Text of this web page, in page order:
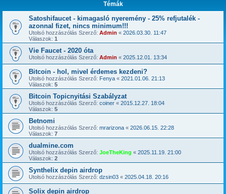
Témák
Satoshifaucet - kimagasló nyeremény - 25% refjutalék -
azonnal fizet, nincs minimum!!!
Utolsó hozzászólás Szerző: Admin « 2026.03.30. 11:47
Válaszok: 1
Vie Faucet - 2020 óta
Utolsó hozzászólás Szerző: Admin « 2025.12.01. 13:34
Bitcoin - hol, mivel érdemes kezdeni?
Utolsó hozzászólás Szerző: Fenya « 2021.01.06. 21:13
Válaszok: 5
Bitcoin Topicnyitási Szabályzat
Utolsó hozzászólás Szerző: coiner « 2015.12.27. 18:04
Válaszok: 5
Betnomi
Utolsó hozzászólás Szerző: mrarizona « 2026.06.15. 22:28
Válaszok: 7
dualmine.com
Utolsó hozzászólás Szerző: JoeTheKing « 2025.11.19. 21:00
Válaszok: 2
Synthelix depin airdrop
Utolsó hozzászólás Szerző: dzsin03 « 2025.04.18. 20:16
Solix depin airdrop